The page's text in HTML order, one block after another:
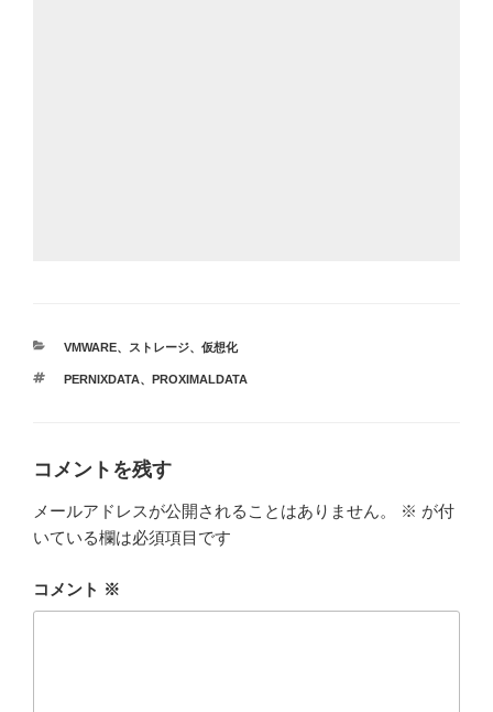
カ
ゴ
VMWARE、 ストレージ、 仮想化
タ
PERNIXDATA、 PROXIMALDATA
コメントを残す
メールアドレスが公開されることはありません。 ※ が付
いている欄は必須項目です
コメント ※